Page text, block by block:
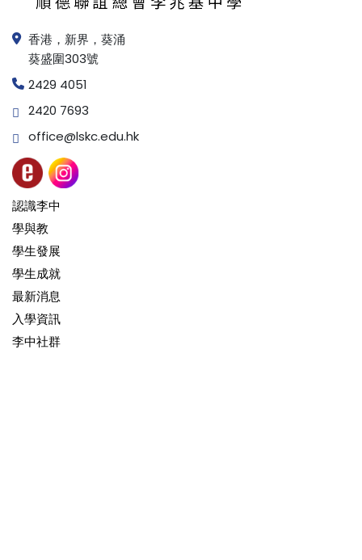
香港，新界，葵涌
葵盛圍303號
2429 4051
2420 7693
office@lskc.edu.hk
認識李中
學與教
學生發展
學生成就
最新消息
入學資訊
李中社群